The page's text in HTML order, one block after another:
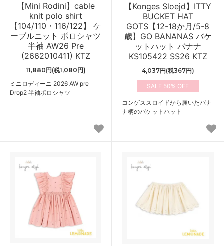
【Mini Rodini】cable
knit polo shirt
【104/110・116/122】 ケ
ーブルニット ポロシャツ
半袖 AW26 Pre
(2662010411) KTZ
11,880円(税1,080円)
ミニロディーニ 2026 AW pre
Drop2 半袖ポロシャツ
【Konges Sloejd】ITTY
BUCKET HAT
GOTS【12-18か月/5-8
歳】GO BANANAS バケ
ットハット バナナ
KS105422 SS26 KTZ
4,037円(税367円)
50%
コンゲススロイドから届いたバナ
ナ柄のバケットハット